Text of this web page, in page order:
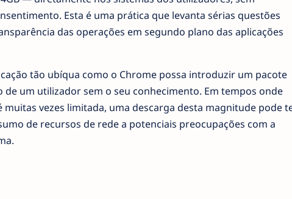
Esta é uma prática que levanta sérias questões
das operações em segundo plano das aplicações
tão ubíqua como o Chrome possa introduzir um pacote
um utilizador sem o seu conhecimento. Em tempos onde
muitas vezes limitada, uma descarga desta magnitude pode
de recursos de rede a potenciais preocupações com a